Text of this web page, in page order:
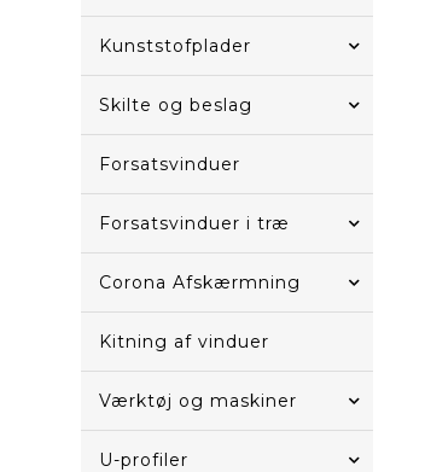
Kunststofplader
Skilte og beslag
Forsatsvinduer
Forsatsvinduer i træ
Corona Afskærmning
Kitning af vinduer
Værktøj og maskiner
U-profiler